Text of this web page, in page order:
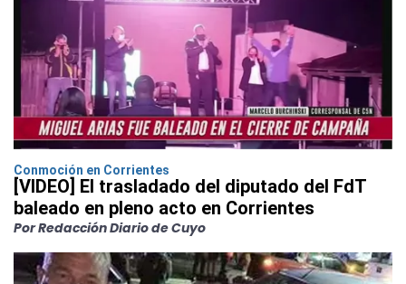
Conmoción en Corrientes
[VIDEO] El trasladado del diputado del FdT
baleado en pleno acto en Corrientes
Por Redacción Diario de Cuyo